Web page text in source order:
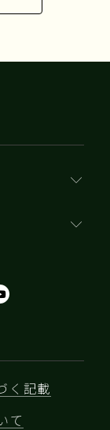
く記載
て